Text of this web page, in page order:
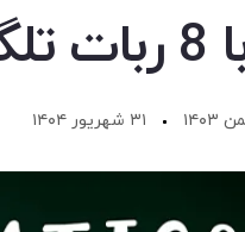
۳۱ شهریور ۱۴۰۴